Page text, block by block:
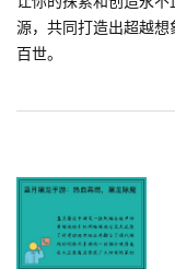
源，共同打造出超越
百世。